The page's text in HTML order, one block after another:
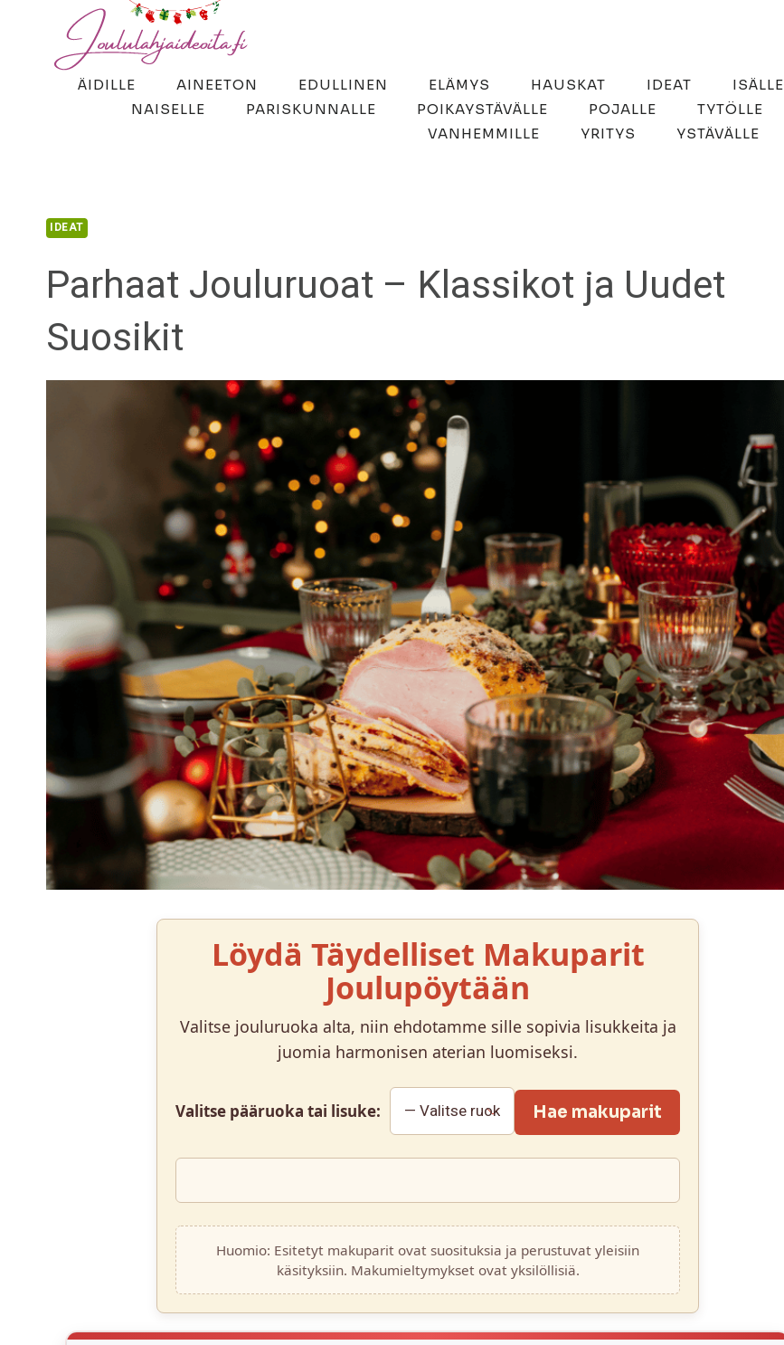
ÄIDILLE AINEETON EDULLINEN ELÄMYS HAUSKAT IDEAT ISÄLLE
NAISELLE
PARISKUNNALLE POIKAYSTÄVÄLLE POJALLE TYTÖLLE
VANHEMMILLE
YRITYS YSTÄVÄLLE
IDEAT
Parhaat Jouluruoat – Klassikot ja Uudet
Suosikit
Löydä Täydelliset Makuparit
Joulupöytään
Valitse jouluruoka alta, niin ehdotamme sille sopivia lisukkeita ja
juomia harmonisen aterian luomiseksi.
Valitse pääruoka tai lisuke: Hae makuparit
Huomio: Esitetyt makuparit ovat suosituksia ja perustuvat yleisiin
käsityksiin. Makumieltymykset ovat yksilöllisiä.